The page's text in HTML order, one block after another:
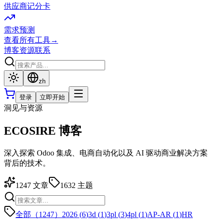
供应商记分卡
需求预测
查看所有工具→
博客资源联系
zh
登录 立即开始
洞见与资源
ECOSIRE 博客
深入探索 Odoo 集成、电商自动化以及 AI 驱动商业解决方案
背后的技术。
1247 文章 1632 主题
全部（1247） 2026 (6)3d (1)3pl (3)4pl (1)AP-AR (1)HR